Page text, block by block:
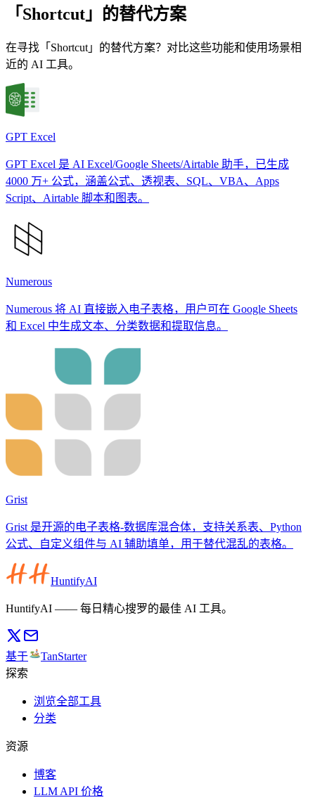
「Shortcut」的替代方案
在寻找「Shortcut」的替代方案？对比这些功能和使用场景相
近的 AI 工具。
GPT Excel
GPT Excel 是 AI Excel/Google Sheets/Airtable 助手，已生成
4000 万+ 公式，涵盖公式、透视表、SQL、VBA、Apps
Script、Airtable 脚本和图表。
Numerous
Numerous 将 AI 直接嵌入电子表格，用户可在 Google Sheets
和 Excel 中生成文本、分类数据和提取信息。
Grist
Grist 是开源的电子表格-数据库混合体，支持关系表、Python
公式、自定义组件与 AI 辅助填单，用于替代混乱的表格。
HuntifyAI
HuntifyAI —— 每日精心搜罗的最佳 AI 工具。
基于
TanStarter
探索
浏览全部工具
分类
资源
博客
LLM API 价格